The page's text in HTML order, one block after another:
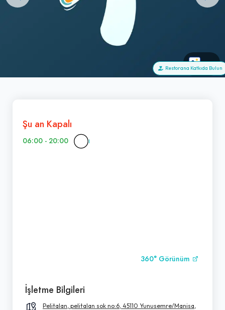
+0
Restorana Katkıda Bulun
Şu an Kapalı
06:00 - 20:00
360° Görünüm
İşletme Bilgileri
Pelitalan, pelitalan sok no:6, 45110 Yunusemre/Manisa,